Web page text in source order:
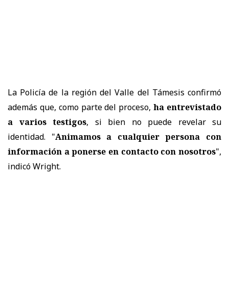
La Policía de la región del Valle del Támesis confirmó
además que, como parte del proceso,ha entrevistado
a varios testigos, si bien no puede revelar su
identidad. "Animamos a cualquier persona con
información a ponerse en contacto con nosotros",
indicó Wright.